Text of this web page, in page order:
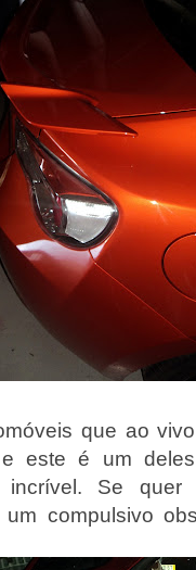
que ao
e este é um
incrível. Se
compulsivo